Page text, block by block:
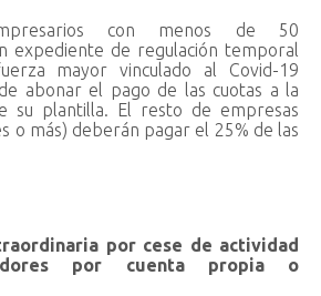
con menos de 50
expediente de regulación temporal
mayor vinculado al Covid-19
abonar el pago de las cuotas a la
su plantilla. El resto de empresas
o más) deberán pagar el 25% de las
por cese de actividad
por cuenta propia o